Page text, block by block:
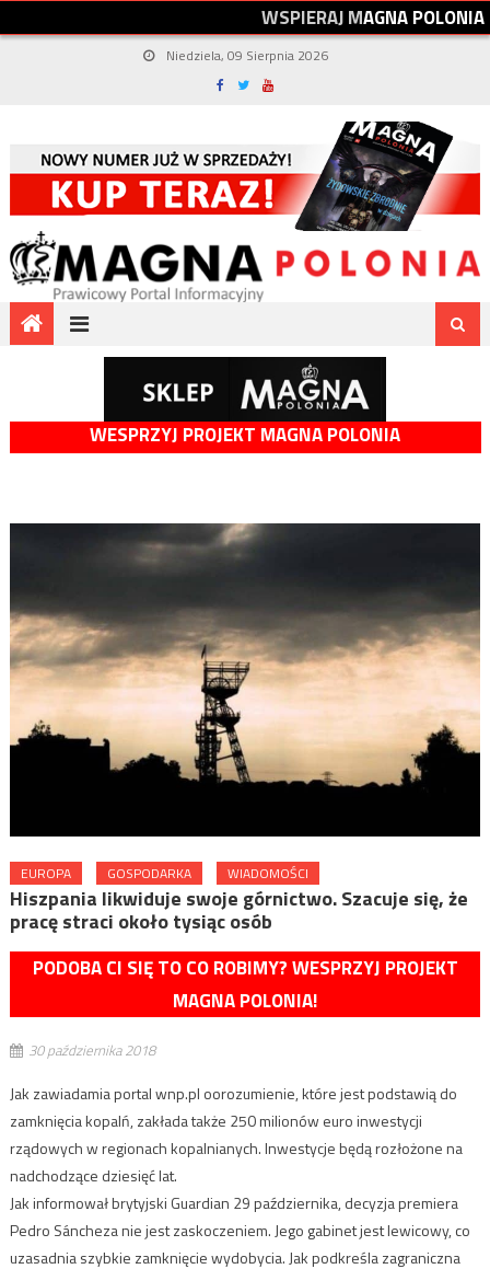
WSPIERAJMAGNAPOLONIA
Niedziela, 09 Sierpnia 2026
WESPRZYJ PROJEKT MAGNA POLONIA
EUROPA GOSPODARKA WIADOMOŚCI
Hiszpania likwiduje swoje górnictwo. Szacuje się, że
pracę straci około tysiąc osób
PODOBA CI SIĘ TO CO ROBIMY? WESPRZYJ PROJEKT
MAGNA POLONIA!
30 października 2018
Jak zawiadamia portal wnp.pl oorozumienie, które jest podstawią do
zamknięcia kopalń, zakłada także 250 milionów euro inwestycji
rządowych w regionach kopalnianych. Inwestycje będą rozłożone na
nadchodzące dziesięć lat.
Jak informował brytyjski Guardian 29 października, decyzja premiera
Pedro Sáncheza nie jest zaskoczeniem. Jego gabinet jest lewicowy, co
uzasadnia szybkie zamknięcie wydobycia. Jak podkreśla zagraniczna